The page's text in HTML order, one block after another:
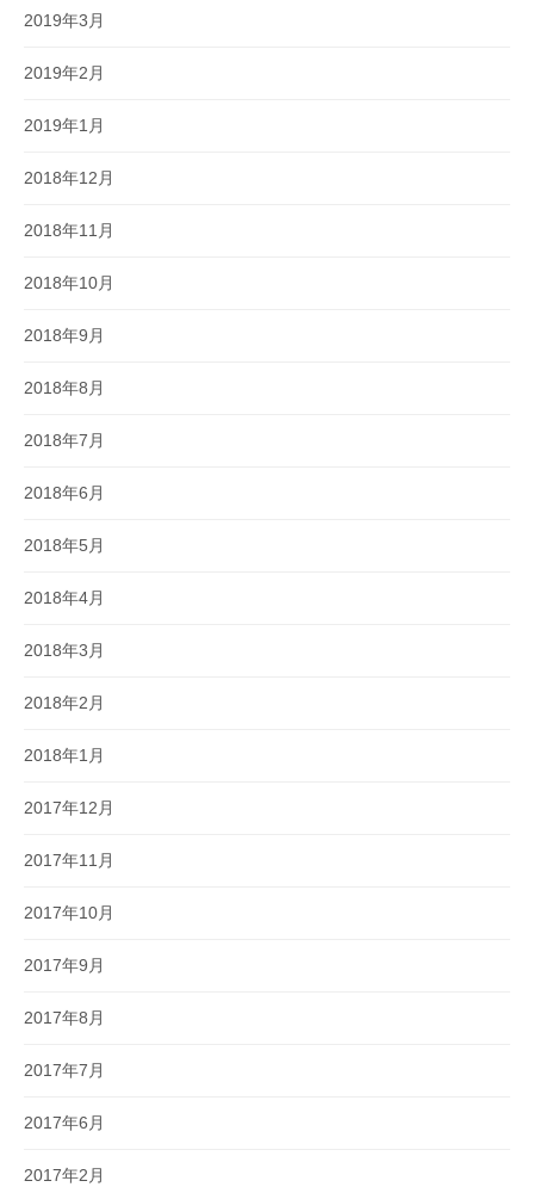
2019年3月
2019年2月
2019年1月
2018年12月
2018年11月
2018年10月
2018年9月
2018年8月
2018年7月
2018年6月
2018年5月
2018年4月
2018年3月
2018年2月
2018年1月
2017年12月
2017年11月
2017年10月
2017年9月
2017年8月
2017年7月
2017年6月
2017年2月